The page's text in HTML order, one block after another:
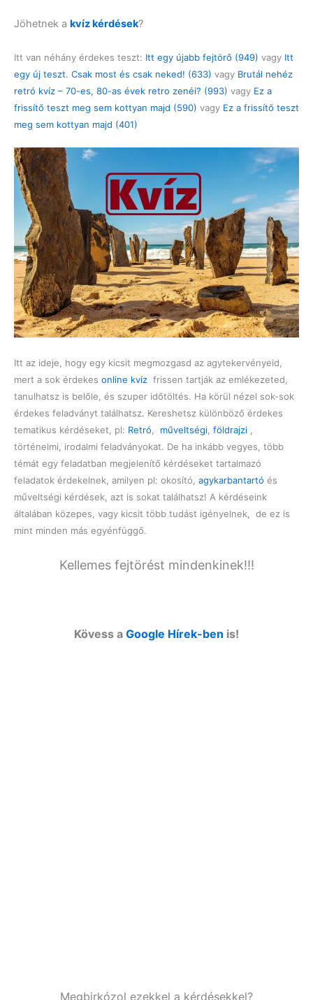
Jöhetnek a kvíz kérdések?
Itt van néhány érdekes teszt: Itt egy újabb fejtörő (949) vagy Itt
egy új teszt. Csak most és csak neked! (633) vagy Brutál nehéz
retró kvíz – 70-es, 80-as évek retro zenéi? (993) vagy Ez a
frissítő teszt meg sem kottyan majd (590) vagy Ez a frissítő teszt
meg sem kottyan majd (401)
Itt az ideje, hogy egy kicsit megmozgasd az agytekervényeid,
mert a sok érdekes online kvíz frissen tartják az emlékezeted,
tanulhatsz is belőle, és szuper időtöltés. Ha körül nézel sok-sok
érdekes feladványt találhatsz. Kereshetsz különböző érdekes
tematikus kérdéseket, pl: Retró műveltségi földrajzi
történelmi, irodalmi feladványokat. De ha inkább vegyes, több
témát egy feladatban megjelenítő kérdéseket tartalmazó
feladatok érdekelnek, amilyen pl: okosító, agykarbantartó és
műveltségi kérdések, azt is sokat találhatsz! A kérdéseink
általában közepes, vagy kicsit több tudást igényelnek, de ez is
mint minden más egyénfüggő.
Kellemes fejtörést mindenkinek!!!
Kövess a Google Hírek-ben is!
Megbirkózol ezekkel a kérdésekkel?